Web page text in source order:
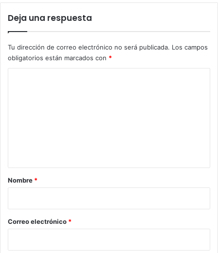
Deja una respuesta
Tu dirección de correo electrónico no será publicada. Los campos
obligatorios están marcados con *
r
*
Nombre *
Correo electrónico *